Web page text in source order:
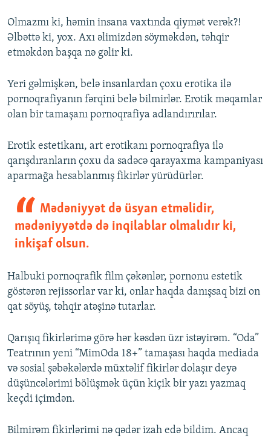
Olmazmı ki, həmin insana vaxtında qiymət verək?!
Əlbəttə ki, yox. Axı əlimizdən söyməkdən, təhqir
etməkdən başqa nə gəlir ki.
Yeri gəlmişkən, belə insanlardan çoxu erotika ilə
pornoqrafiyanın fərqini belə bilmirlər. Erotik məqamlar
olan bir tamaşanı pornoqrafiya adlandırırılar.
Erotik estetikanı, art erotikanı pornoqrafiya ilə
qarışdıranların çoxu da sadəcə qarayaxma kampaniyası
aparmağa hesablanmış fikirlər yürüdürlər.
Mədəniyyət də üsyan etməlidir,
mədəniyyətdə də inqilablar olmalıdır ki,
inkişaf olsun.
Halbuki pornoqrafik film çəkənlər, pornonu estetik
göstərən rejissorlar var ki, onlar haqda danışsaq bizi on
qat söyüş, təhqir atəşinə tutarlar.
Qarışıq fikirlərimə görə hər kəsdən üzr istəyirəm. “Oda”
Teatrının yeni “MimOda 18+” tamaşası haqda mediada
və sosial şəbəkələrdə müxtəlif fikirlər dolaşır deyə
düşüncələrimi bölüşmək üçün kiçik bir yazı yazmaq
keçdi içimdən.
Bilmirəm fikirlərimi nə qədər izah edə bildim. Ancaq